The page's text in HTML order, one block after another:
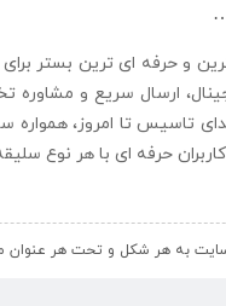
تا امروز بهترین و حرفه ای
ارسال سریع و مشاوره
تاسیس تا امروز،
کاربران حرفه ای با هر نوع
سایت به هر شکل و تحت هر